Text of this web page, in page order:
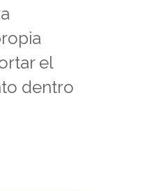
el
dentro